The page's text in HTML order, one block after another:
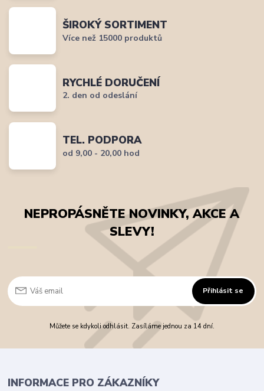
ŠIROKÝ SORTIMENT
Více než 15000 produktů
RYCHLÉ DORUČENÍ
2. den od odeslání
TEL. PODPORA
od 9,00 - 20,00 hod
NEPROPÁSNĚTE NOVINKY, AKCE A
SLEVY!
Přihlásit se
Můžete se kdykoli odhlásit. Zasíláme jednou za 14 dní.
INFORMACE PRO ZÁKAZNÍKY